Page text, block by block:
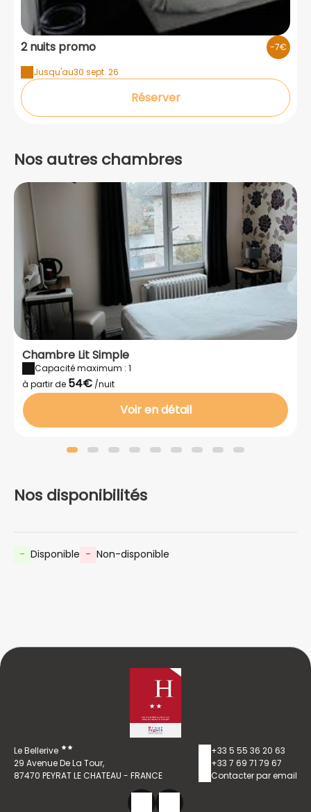
2 nuits promo -7€
Jusqu'au30 sept. 26
Réserver
Nos autres chambres
Chambre Lit Simple
Capacité maximum : 1
à partir de 54€ /nuit
Voir en détail
Nos disponibilités
- Disponible - Non-disponible
Le Bellerive
29 Avenue De La Tour,
87470 PEYRAT LE CHATEAU - FRANCE
+33 5 55 36 20 63
+33 7 69 71 79 67
Contacter par email